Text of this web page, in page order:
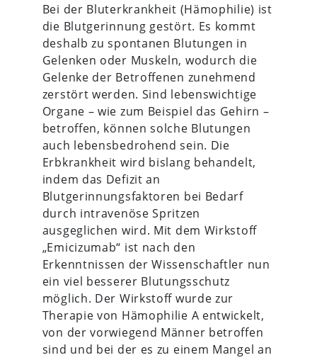
Bei der Bluterkrankheit (Hämophilie) ist
die Blutgerinnung gestört. Es kommt
deshalb zu spontanen Blutungen in
Gelenken oder Muskeln, wodurch die
Gelenke der Betroffenen zunehmend
zerstört werden. Sind lebenswichtige
Organe – wie zum Beispiel das Gehirn –
betroffen, können solche Blutungen
auch lebensbedrohend sein. Die
Erbkrankheit wird bislang behandelt,
indem das Defizit an
Blutgerinnungsfaktoren bei Bedarf
durch intravenöse Spritzen
ausgeglichen wird. Mit dem Wirkstoff
„Emicizumab“ ist nach den
Erkenntnissen der Wissenschaftler nun
ein viel besserer Blutungsschutz
möglich. Der Wirkstoff wurde zur
Therapie von Hämophilie A entwickelt,
von der vorwiegend Männer betroffen
sind und bei der es zu einem Mangel an